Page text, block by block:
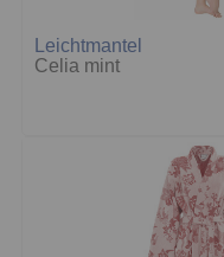
Leichtmantel
Celia mint